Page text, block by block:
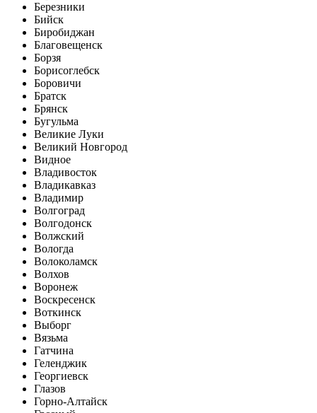
Березники
Бийск
Биробиджан
Благовещенск
Борзя
Борисоглебск
Боровичи
Братск
Брянск
Бугульма
Великие Луки
Великий Новгород
Видное
Владивосток
Владикавказ
Владимир
Волгоград
Волгодонск
Волжский
Вологда
Волоколамск
Волхов
Воронеж
Воскресенск
Воткинск
Выборг
Вязьма
Гатчина
Геленджик
Георгиевск
Глазов
Горно-Алтайск